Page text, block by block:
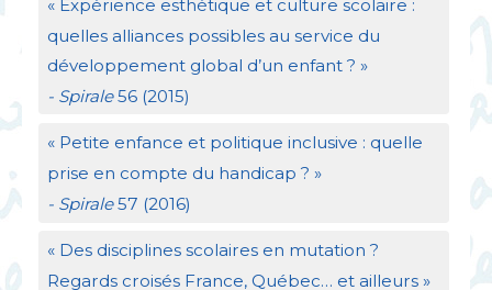
« Expérience esthétique et culture scolaire :
quelles alliances possibles au service du
développement global d’un enfant ? »
- Spirale56 (2015)
« Petite enfance et politique inclusive : quelle
prise en compte du handicap ? »
- Spirale57 (2016)
« Des disciplines scolaires en mutation ?
Regards croisés France, Québec… et ailleurs »